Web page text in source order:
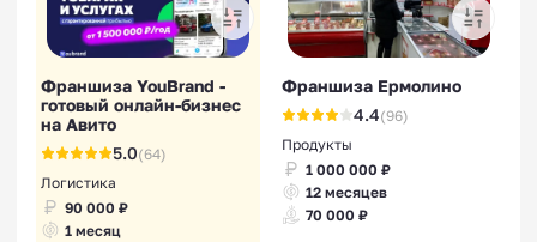
Франшиза YouBrand -
готовый онлайн-бизнес
на Авито
5.0(64)
Логистика
90 000 ₽
1 месяц
Франшиза Ермолино
4.4(96)
Продукты
1 000 000 ₽
12 месяцев
70 000 ₽